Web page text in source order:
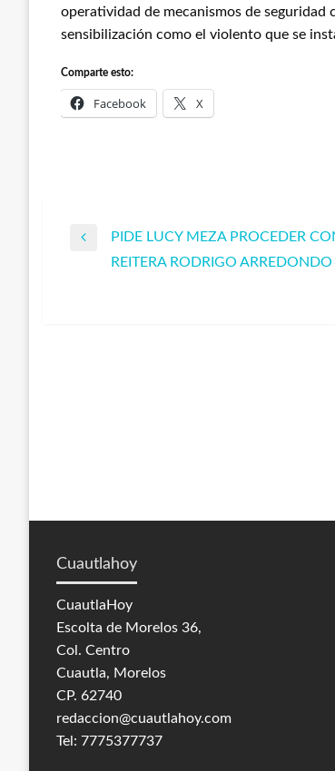
operatividad de mecanismos de seguridad
sensibilización como el violento que se
Comparte esto:
Facebook X
Navegación
anterior
PIDE LUCY MEZA PROCEDER
REITERA RODRIGO
Cuautlahoy
CuautlaHoy
Escolta de Morelos 36,
Col. Centro
Cuautla, Morelos
CP. 62740
redaccion@cuautlahoy.com
Tel: 7775377737